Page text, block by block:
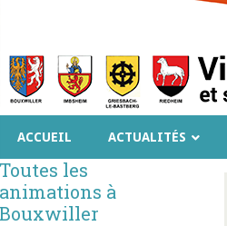
ACCUEIL ACTUALITÉS
Toutes les
animations à
Bouxwiller